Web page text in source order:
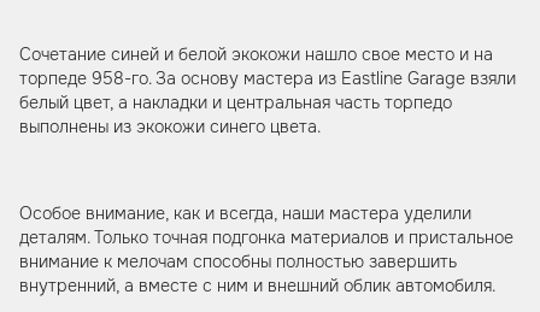
Сочетание синей и белой экокожи нашло свое место и на
торпеде 958-го. За основу мастера из Eastline Garage взяли
белый цвет, а накладки и центральная часть торпедо
выполнены из экокожи синего цвета.
Особое внимание, как и всегда, наши мастера уделили
деталям. Только точная подгонка материалов и пристальное
внимание к мелочам способны полностью завершить
внутренний, а вместе с ним и внешний облик автомобиля.